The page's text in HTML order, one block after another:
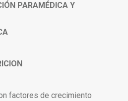
PARAMÉDICA Y
factores de crecimiento